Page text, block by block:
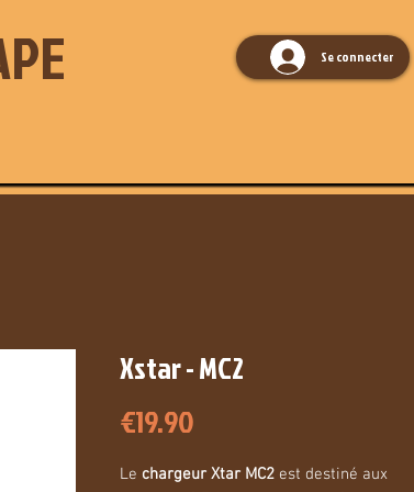
Se connecter
Xstar - MC2
€19.90Price
Le chargeur Xtar MC2 est destiné aux